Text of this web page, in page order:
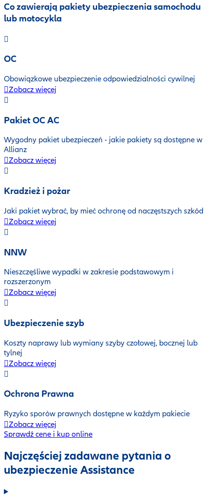
Co zawierają pakiety ubezpieczenia samochodu
lub motocykla
OC
Obowiązkowe ubezpieczenie odpowiedzialności cywilnej
Zobacz więcej
Pakiet OC AC
Wygodny pakiet ubezpieczeń - jakie pakiety są dostępne w
Allianz
Zobacz więcej
Kradzież i pożar
Jaki pakiet wybrać, by mieć ochronę od naczęstszych szkód
Zobacz więcej
NNW
Nieszczęśliwe wypadki w zakresie podstawowym i
rozszerzonym
Zobacz więcej
Ubezpieczenie szyb
Koszty naprawy lub wymiany szyby czołowej, bocznej lub
tylnej
Zobacz więcej
Ochrona Prawna
Ryzyko sporów prawnych dostępne w każdym pakiecie
Zobacz więcej
Sprawdź cene i kup online
Najczęściej zadawane pytania o
ubezpieczenie Assistance